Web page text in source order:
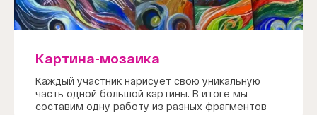
Картина-мозаика
Каждый участник нарисует свою уникальную
часть одной большой картины. В итоге мы
составим одну работу из разных фрагментов